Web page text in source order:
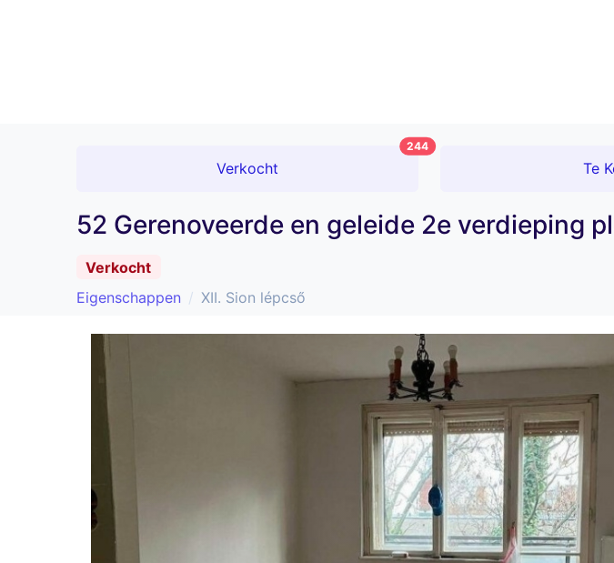
Verkocht
244
Te
52 Gerenoveerde en geleide 2e verdieping
Verkocht
Eigenschappen
XII. Sion lépcső